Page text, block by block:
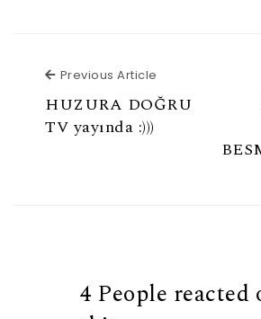
Previous Article
HUZURA DOĞRU
TV yayında :)))
4 People reacted